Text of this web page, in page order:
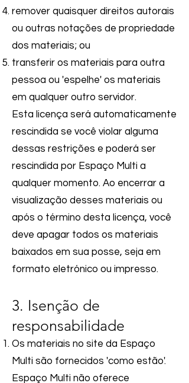
remover quaisquer direitos autorais
ou outras notações de propriedade
dos materiais; ou
transferir os materiais para outra
pessoa ou 'espelhe' os materiais
em qualquer outro servidor.
Esta licença será automaticamente
rescindida se você violar alguma
dessas restrições e poderá ser
rescindida por Espaço Multi a
qualquer momento. Ao encerrar a
visualização desses materiais ou
após o término desta licença, você
deve apagar todos os materiais
baixados em sua posse, seja em
formato eletrónico ou impresso.
3. Isenção de
responsabilidade
Os materiais no site da Espaço
Multi são fornecidos 'como estão'.
Espaço Multi não oferece